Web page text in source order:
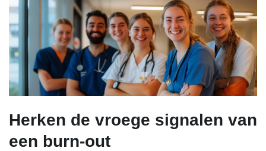
Herken de vroege signalen van
een burn-out